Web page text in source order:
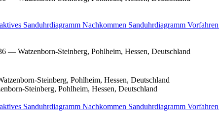
Sanduhrdiagramm Nachkommen Sanduhrdiagramm Vorfahren
— Watzenborn-Steinberg, Pohlheim, Hessen, Deutschland
Steinberg, Pohlheim, Hessen, Deutschland
Steinberg, Pohlheim, Hessen, Deutschland
Sanduhrdiagramm Nachkommen Sanduhrdiagramm Vorfahren